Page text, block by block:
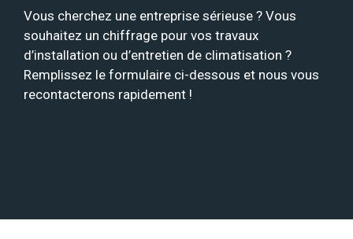
Vous cherchez une entreprise sérieuse ? Vous
souhaitez un chiffrage pour vos travaux
d’installation ou d’entretien de climatisation ?
Remplissez le formulaire ci-dessous et nous vous
recontacterons rapidement !